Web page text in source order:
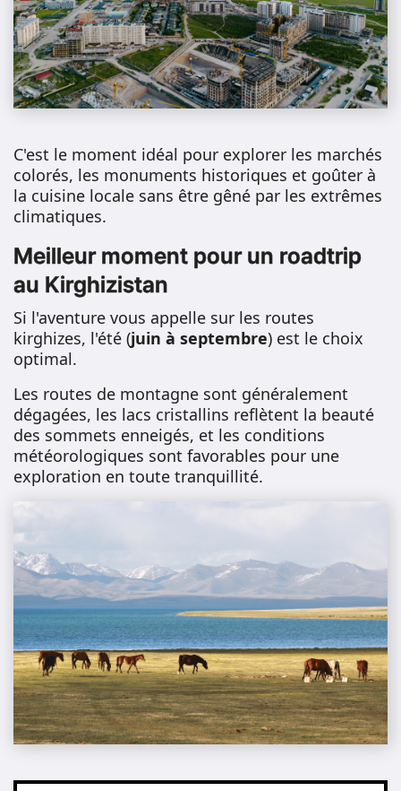
C'est le moment idéal pour explorer les marchés
colorés, les monuments historiques et goûter à
la cuisine locale sans être gêné par les extrêmes
climatiques.
Meilleur moment pour un roadtrip
au Kirghizistan
Si l'aventure vous appelle sur les routes
kirghizes, l'été (juin à septembre) est le choix
optimal.
Les routes de montagne sont généralement
dégagées, les lacs cristallins reflètent la beauté
des sommets enneigés, et les conditions
météorologiques sont favorables pour une
exploration en toute tranquillité.